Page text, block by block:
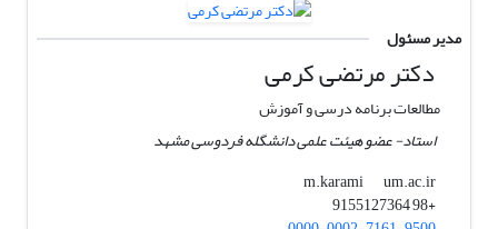
مدیر مسئول
دکتر مرتضی کرمی
مطالعات برنامه درسی و آموزش
استاد- عضو هیئت علمی دانشگله فردوسی مشهد
m.karami
um.ac.ir
+98 9155127364